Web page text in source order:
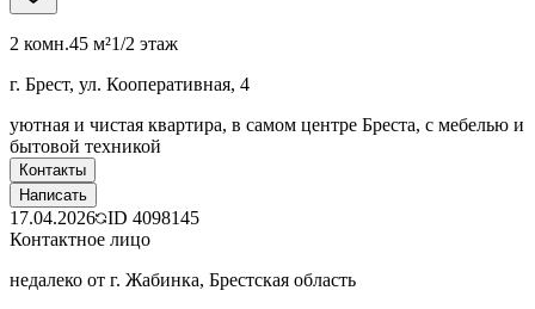
2 комн.45 м²1/2 этаж
г. Брест, ул. Кооперативная, 4
уютная и чистая квартира, в самом центре Бреста, с мебелью и
бытовой техникой
Контакты
Написать
17.04.2026 ID 4098145
Контактное лицо
недалеко от г. Жабинка, Брестская область